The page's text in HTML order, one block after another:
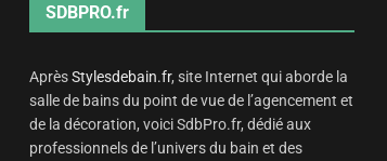
SDBPRO.fr
AprèsStylesdebain.fr, site Internet qui aborde la
salle de bains du point de vue de l’agencement et
de la décoration, voici SdbPro.fr, dédié aux
professionnels de l’univers du bain et des